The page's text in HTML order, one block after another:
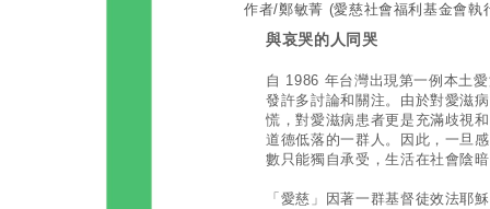
作者/鄭敏菁 (愛慈社會福利基金會執
與哀哭的人同哭
自 1986 年台灣出現第一例本土
發許多討論和關注。由於對愛滋
慌，對愛滋病患者更是充滿歧視
道德低落的一群人。因此，一旦
數只能獨自承受，生活在社會陰
「愛慈」因著一群基督徒效法耶